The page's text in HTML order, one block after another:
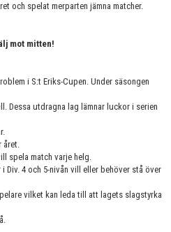
och spelat merparten jämna matcher.
mot mitten!
i S:t Eriks-Cupen. Under säsongen
Dessa utdragna lag lämnar luckor i serien
året.
spela match varje helg.
Div. 4 och 5-nivån vill eller behöver stå över
vilket kan leda till att lagets slagstyrka